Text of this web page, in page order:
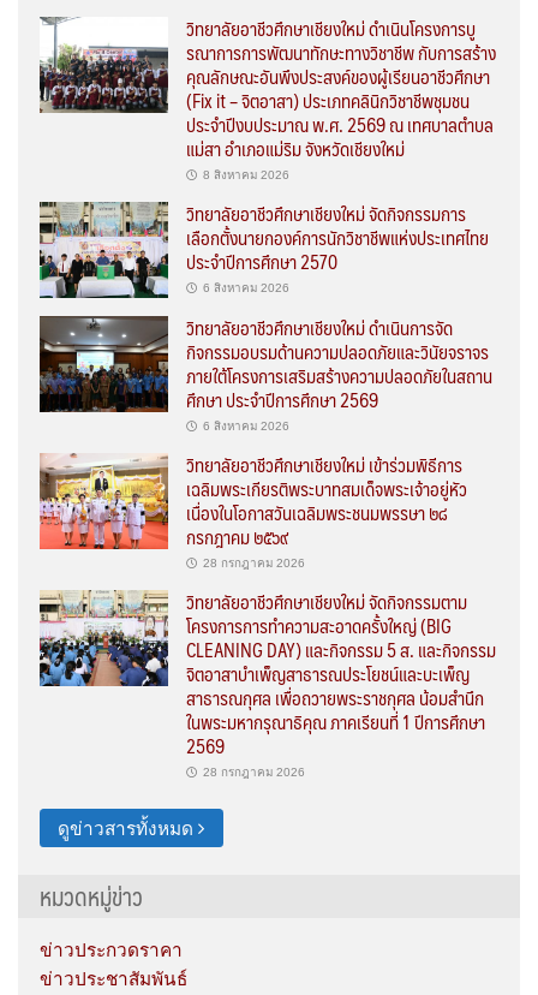
วิทยาลัยอาชีวศึกษาเชียงใหม่ ดำเนินโครงการบู
รณาการการพัฒนาทักษะทางวิชาชีพ กับการสร้าง
คุณลักษณะอันพึงประสงค์ของผู้เรียนอาชีวศึกษา
(Fix it – จิตอาสา) ประเภทคลินิกวิชาชีพชุมชน
ประจำปีงบประมาณ พ.ศ. 2569 ณ เทศบาลตำบล
แม่สา อำเภอแม่ริม จังหวัดเชียงใหม่
8 สิงหาคม 2026
วิทยาลัยอาชีวศึกษาเชียงใหม่ จัดกิจกรรมการ
เลือกตั้งนายกองค์การนักวิชาชีพแห่งประเทศไทย
ประจำปีการศึกษา 2570
6 สิงหาคม 2026
วิทยาลัยอาชีวศึกษาเชียงใหม่ ดำเนินการจัด
กิจกรรมอบรมด้านความปลอดภัยและวินัยจราจร
ภายใต้โครงการเสริมสร้างความปลอดภัยในสถาน
ศึกษา ประจำปีการศึกษา 2569
6 สิงหาคม 2026
วิทยาลัยอาชีวศึกษาเชียงใหม่ เข้าร่วมพิธีการ
เฉลิมพระเกียรติพระบาทสมเด็จพระเจ้าอยู่หัว
เนื่องในโอกาสวันเฉลิมพระชนมพรรษา ๒๘
กรกฎาคม ๒๕๖๙
28 กรกฎาคม 2026
วิทยาลัยอาชีวศึกษาเชียงใหม่ จัดกิจกรรมตาม
โครงการการทำความสะอาดครั้งใหญ่ (BIG
CLEANING DAY) และกิจกรรม 5 ส. และกิจกรรม
จิตอาสาบำเพ็ญสาธารณประโยชน์และบะเพ็ญ
สาธารณกุศล เพื่อถวายพระราชกุศล น้อมสำนึก
ในพระมหากรุณาธิคุณ ภาคเรียนที่ 1 ปีการศึกษา
2569
28 กรกฎาคม 2026
ดูข่าวสารทั้งหมด
หมวดหมู่ข่าว
ข่าวประกวดราคา
ข่าวประชาสัมพันธ์